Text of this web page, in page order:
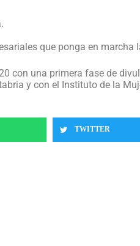
que ponga en marcha
con una primera fase de
y con el Instituto de la
TWITTER